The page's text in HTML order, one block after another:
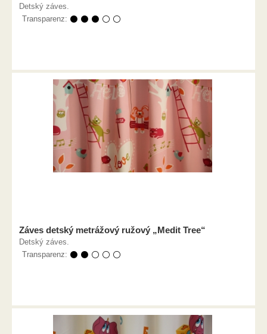
Detský záves.
Transparenz: ⚫ ⚫ ⚫ ⚪ ⚪
Záves detský metrážový ružový „Medit Tree“
Detský záves.
Transparenz: ⚫ ⚫ ⚪ ⚪ ⚪